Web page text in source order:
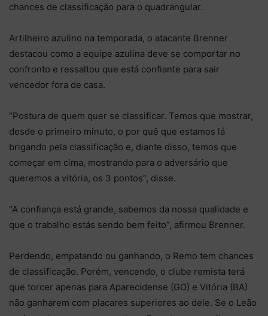
chances de classificação para o quadrangular.
Artilheiro azulino na temporada, o atacante Brenner
destacou como a equipe azulina deve se comportar no
confronto e ressaltou que está confiante para sair
vencedor fora de casa.
“Postura de quem quer se classificar. Temos que mostrar,
desde o primeiro minuto, o por quê que estamos lá
brigando pela classificação e, diante disso, temos que
começar em cima, mostrando para o adversário que
queremos a vitória, os 3 pontos”, disse.
“A confiança está grande, sabemos da nossa qualidade e
que o trabalho estás sendo bem feito”, afirmou Brenner.
Perdendo, empatando ou ganhando, o Remo tem chances
de classificação. Porém, vencendo, o clube remista terá
que torcer apenas para Aparecidense (GO) e Vitória (BA)
não ganharem com placares superiores ao dele. Se o Leão